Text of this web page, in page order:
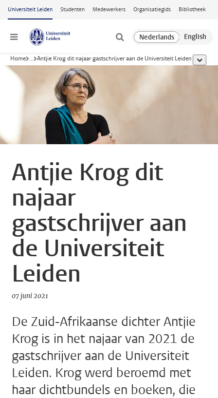
Ga naar hoofdinhoud
Universiteit Leiden Studenten Medewerkers Organisatiegids Bibliotheek
Menu
Home ... Antjie Krog dit najaar gastschrijver aan de Universiteit Leiden toon
Antjie Krog dit
najaar
gastschrijver aan
de Universiteit
Leiden
07 juni 2021
De Zuid-Afrikaanse dichter Antjie
Krog is in het najaar van 2021 de
gastschrijver aan de Universiteit
Leiden. Krog werd beroemd met
haar dichtbundels en boeken, die